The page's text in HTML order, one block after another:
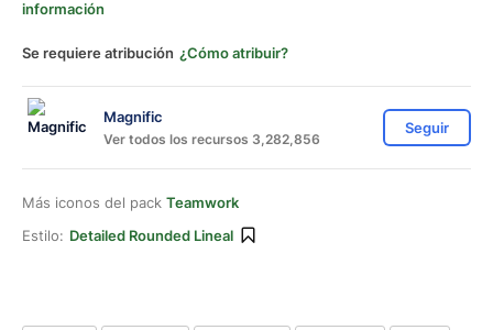
información
Se requiere atribución ¿Cómo atribuir?
Magnific
Ver todos los recursos 3,282,856
Seguir
Más iconos del pack Teamwork
Estilo: Detailed Rounded Lineal